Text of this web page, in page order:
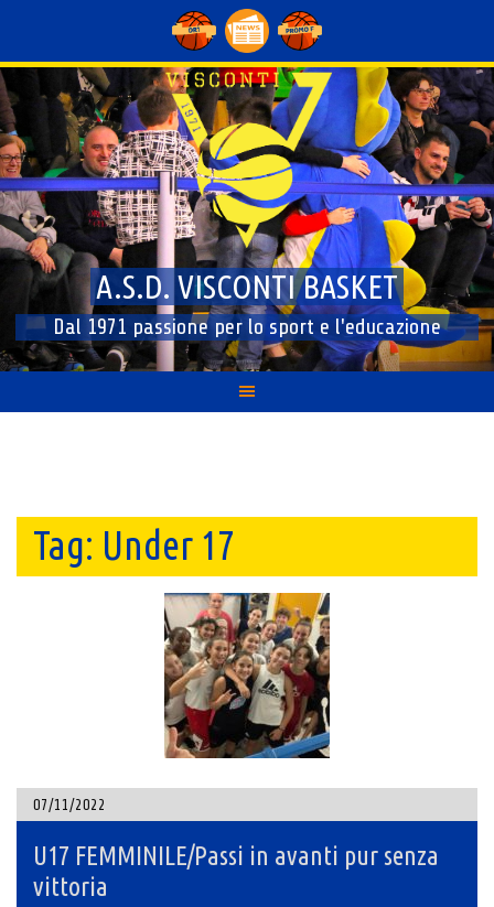
content
A.S.D. VISCONTI BASKET
Dal 1971 passione per lo sport e l'educazione
Tag: Under 17
07/11/2022
U17 FEMMINILE/Passi in avanti pur senza
vittoria